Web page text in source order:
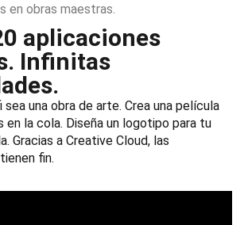
en obras maestras.
aplicaciones
Infinitas
sea una obra de arte. Crea una película
en la cola. Diseña un logotipo para tu
Gracias a Creative Cloud, las
fin.